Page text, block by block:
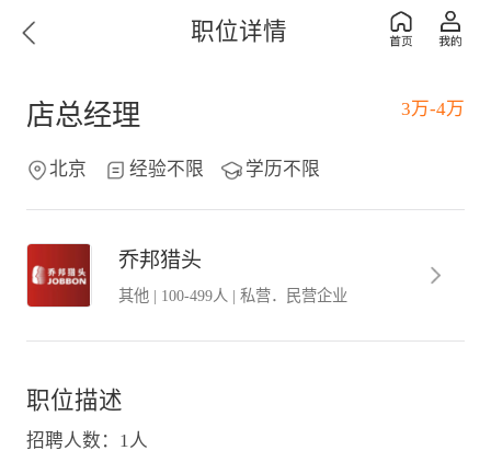
职位详情
店总经理 3万-4万
北京 经验不限 学历不限
乔邦猎头
其他 | 100-499人 | 私营．民营企业
职位描述
招聘人数：1人